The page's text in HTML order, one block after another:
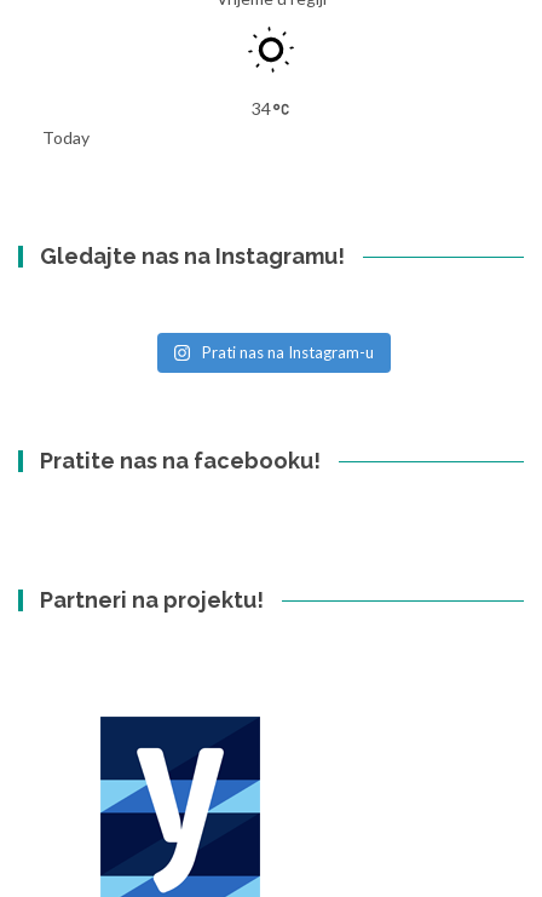
34
Today
Gledajte nas na Instagramu!
Prati nas na Instagram-u
Pratite nas na facebooku!
Partneri na projektu!